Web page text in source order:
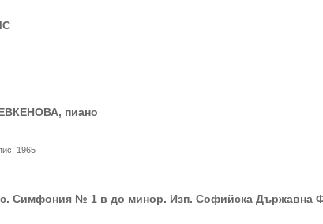
пиано
1965
Симфония № 1 в до минор. Изп. Софийска Държавна